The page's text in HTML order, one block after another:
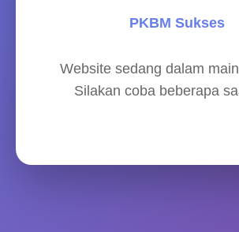
PKBM Sukses
Website sedang dalam
Silakan coba beberapa